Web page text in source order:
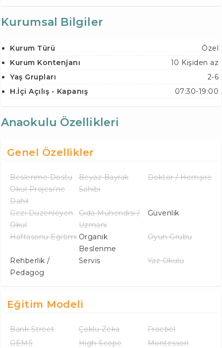
Kurumsal Bilgiler
Kurum Türü
Özel
Kurum Kontenjanı
10 Kişiden az
Yaş Grupları
2-6
H.İçi Açılış - Kapanış
07:30-19:00
Anaokulu Özellikleri
Genel Özellikler
Beslenme Dostu
Okul Projesi'ne
Dahil
Beyaz Bayrak
Sahibi
Doktor / Hemşire
Gezi Düzenleyen
Okul
Gıda Mühendisi /
Uzmanı
Güvenlik
Haftasonu Eğitimi Organik
Beslenme
Oyun Grubu
Rehberlik /
Pedagog
Servis Yaz Okulu
Eğitim Modeli
Bank Street Çoklu Zeka
Froebel
GEMS
High Scope
Montessori